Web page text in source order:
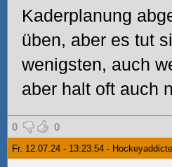
Kaderplanung
üben, aber es tut
wenigsten, auch
aber halt oft auch
0 0
Fr. 12.07.24 - 13:23:54 -